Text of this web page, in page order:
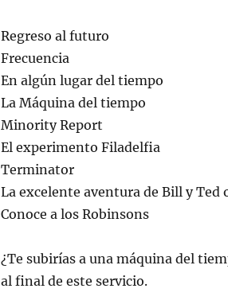
Regreso al futuro
Frecuencia
En algún lugar del tiempo
La Máquina del tiempo
Minority Report
El experimento Filadelfia
Terminator
La excelente aventura de Bill y Ted
Conoce a los Robinsons
¿Te subirías a una máquina del
al final de este servicio.